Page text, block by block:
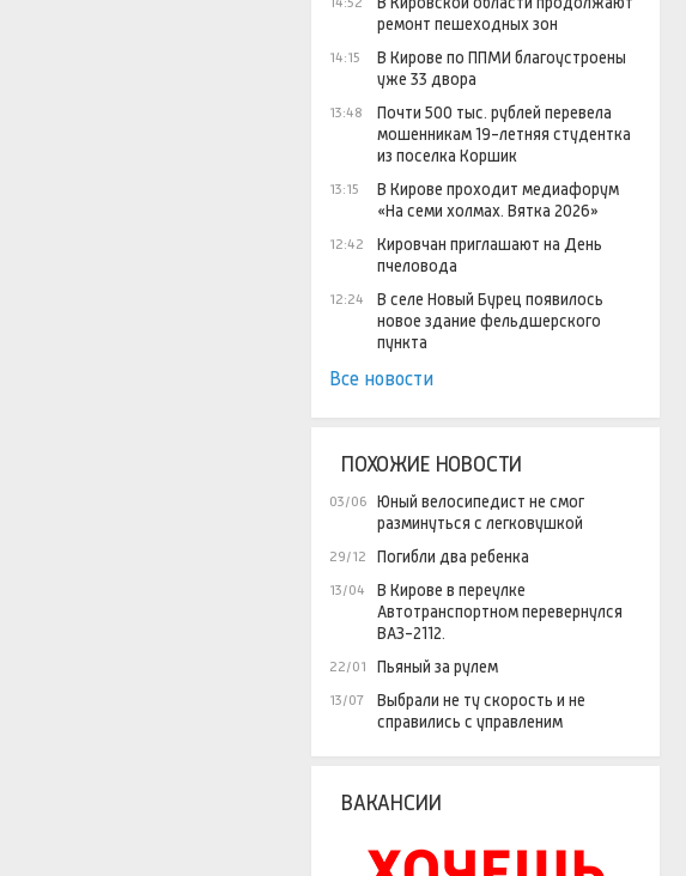
ремонт пешеходных зон
14:15
В Кирове по ППМИ благоустроены
уже 33 двора
13:48
Почти 500 тыс. рублей перевела
мошенникам 19-летняя студентка
из поселка Коршик
13:15
В Кирове проходит медиафорум
«На семи холмах. Вятка 2026»
12:42
Кировчан приглашают на День
пчеловода
12:24
В селе Новый Бурец появилось
новое здание фельдшерского
пункта
Все новости
ПОХОЖИЕ НОВОСТИ
03/06
Юный велосипедист не смог
разминуться с легковушкой
29/12 Погибли два ребенка
13/04
В Кирове в переулке
Автотранспортном перевернулся
ВАЗ-2112.
22/01 Пьяный за рулем
13/07
Выбрали не ту скорость и не
справились с управленим
ВАКАНСИИ